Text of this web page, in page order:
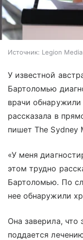
Источник: Legion Media
У известной
Бартоломью
врачи обнаружили
рассказала в
пишет The Sydney
«У меня
этом трудно
Бартоломью. По
нее обнаружили
Она заверила, что
поддается